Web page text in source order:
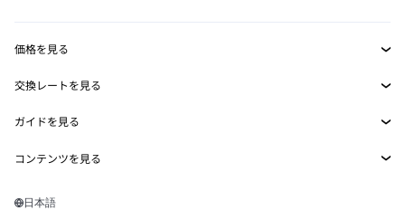
MetaMask Connect
Snaps
Web3サービス
セキュリティ
サポート
キャリア
価格を見る
イーサリアムの価格
Solanaの価格
Tetherの価格
交換レートを見る
ETH→USD
USDT→INR
BTC→INR
ガイドを見る
ETHの購入
コンテンツを見る
Solanaウォレット
日本語